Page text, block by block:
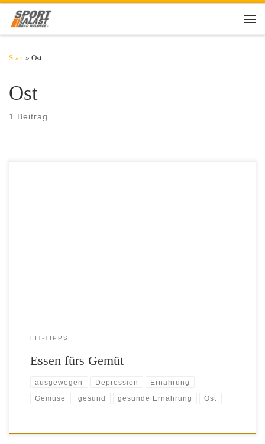
Zum Inhalt springen
Start » Ost
Ost
1 Beitrag
FIT-TIPPS
Essen fürs Gemüt
ausgewogen Depression Ernährung
Gemüse gesund gesunde Ernährung Ost